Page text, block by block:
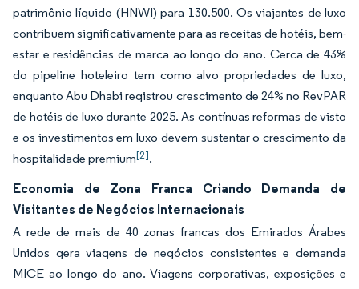
patrimônio líquido (HNWI) para 130.500. Os viajantes de luxo
contribuem significativamente para as receitas de hotéis, bem-
estar e residências de marca ao longo do ano. Cerca de 43%
do pipeline hoteleiro tem como alvo propriedades de luxo,
enquanto Abu Dhabi registrou crescimento de 24% no RevPAR
de hotéis de luxo durante 2025. As contínuas reformas de visto
e os investimentos em luxo devem sustentar o crescimento da
hospitalidade premium[2].
Economia de Zona Franca Criando Demanda de
Visitantes de Negócios Internacionais
A rede de mais de 40 zonas francas dos Emirados Árabes
Unidos gera viagens de negócios consistentes e demanda
MICE ao longo do ano. Viagens corporativas, exposições e